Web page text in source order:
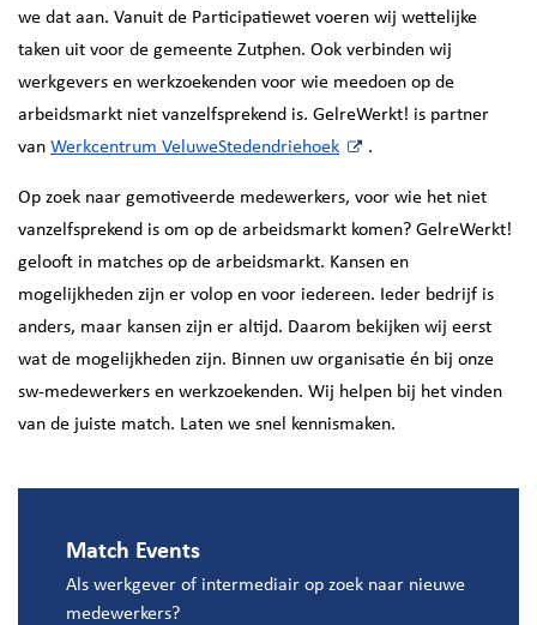
we dat aan. Vanuit de Participatiewet voeren wij wettelijke
taken uit voor de gemeente Zutphen. Ook verbinden wij
werkgevers en werkzoekenden voor wie meedoen op de
arbeidsmarkt niet vanzelfsprekend is. GelreWerkt! is partner
vanWerkcentrum VeluweStedendriehoek
.
Op zoek naar gemotiveerde medewerkers, voor wie het niet
vanzelfsprekend is om op de arbeidsmarkt komen? GelreWerkt!
gelooft in matches op de arbeidsmarkt. Kansen en
mogelijkheden zijn er volop en voor iedereen. Ieder bedrijf is
anders, maar kansen zijn er altijd. Daarom bekijken wij eerst
wat de mogelijkheden zijn. Binnen uw organisatie én bij onze
sw-medewerkers en werkzoekenden. Wij helpen bij het vinden
van de juiste match. Laten we snel kennismaken.
Match Events
Als werkgever of intermediair op zoek naar nieuwe
medewerkers?